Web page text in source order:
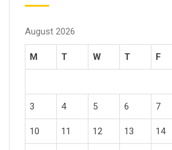
August 2026
M T W T F
3 4 5 6 7
10 11 12 13 14